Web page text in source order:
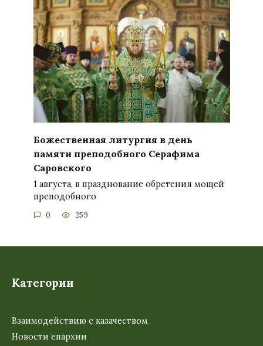
Божественная литургия в день
памяти преподобного Серафима
Саровского
1 августа, в празднование обретения мощей
преподобного
0 259
Категории
Взаимодействию с казачеством
Новости епархии